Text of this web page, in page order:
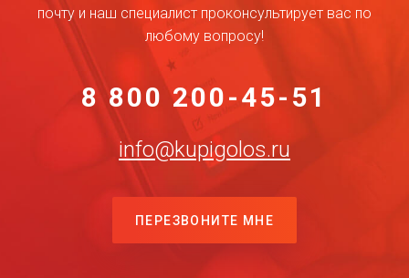
почту и наш специалист проконсультирует вас по
любому вопросу!
8 800 200-45-51
info@kupigolos.ru
ПЕРЕЗВОНИТЕ МНЕ